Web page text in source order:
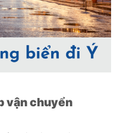
vận chuyển